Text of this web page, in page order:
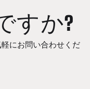
すか?
にお問い合わせくだ